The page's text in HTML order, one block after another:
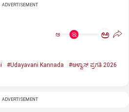
ADVERTISEMENT
ಅ ಅ
#Udayavani Kannada
#ಆಳ್ವಾಸ್‌ ಪ್ರಗತಿ 2026
ADVERTISEMENT